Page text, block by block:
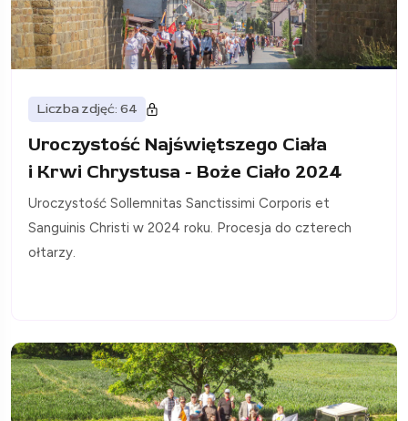
Liczba zdjęć: 64
Uroczystość Najświętszego Ciała
i Krwi Chrystusa - Boże Ciało 2024
Uroczystość Sollemnitas Sanctissimi Corporis et
Sanguinis Christi w 2024 roku. Procesja do czterech
ołtarzy.